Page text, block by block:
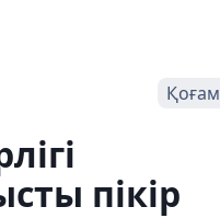
Қоғам
пікір